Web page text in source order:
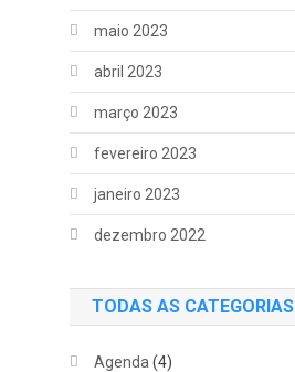
maio 2023
abril 2023
março 2023
fevereiro 2023
janeiro 2023
dezembro 2022
TODAS AS CATEGORIAS
Agenda (4)